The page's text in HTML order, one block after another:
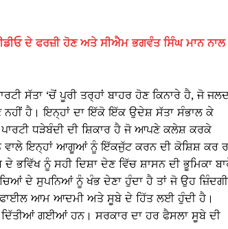
ਦੇ ਫਰਜ਼ੀ ਹੋਣ ਅਤੇ ਸੀਐਮ ਭਗਵੰਤ ਸਿੰਘ ਮਾਨ ਨਾਲ
ਸੱਤਾ ‘ਚੋਂ ਪੂਰੀ ਤਰ੍ਹਾਂ ਬਾਹਰ ਹੋਣ ਕਿਨਾਰੇ ਹੈ, ਜੋ
ਨਹੀਂ ਹੈ। ਇਨ੍ਹਾਂ ਦਾ ਇੱਕੋ ਇੱਕ ਉਦੇਸ਼ ਸੱਤਾ ਸੰਭਾਲ ਕੇ
ਧੜੇਬੰਦੀ ਦੀ ਸ਼ਿਕਾਰ ਹੈ ਜੋ ਆਪਣੇ ਕਲੇਸ਼ ਕਰਕੇ
ਵਾਲੇ ਇਨ੍ਹਾਂ ਆਗੂਆਂ ਨੂੰ ਇੱਕਜੁੱਟ ਕਰਨ ਦੀ ਕੋਸ਼ਿਸ਼ ਕਰ
ਭਵਿੱਖ ਨੂੰ ਸਹੀ ਦਿਸ਼ਾ ਦੇਣ ਵਿੱਚ ਸ਼ਾਸਨ ਦੀ ਭੂਮਿਕਾ
ਦੇ ਸੁਪਨਿਆਂ ਨੂੰ ਖੰਭ ਦੇਣਾ ਹੁੰਦਾ ਹੈ ਤਾਂ ਜੋ ਉਹ ਜ਼ਿੰਦਗੀ
ਫਾਈਲ ਆਮ ਆਦਮੀ ਅਤੇ ਸੂਬੇ ਦੇ ਹਿੱਤ ਲਈ ਹੁੰਦੀ ਹੈ।
ਦਿੱਤੀਆਂ ਗਈਆਂ ਹਨ। ਸਰਕਾਰ ਦਾ ਹਰ ਫੈਸਲਾ ਸੂਬੇ ਦੀ